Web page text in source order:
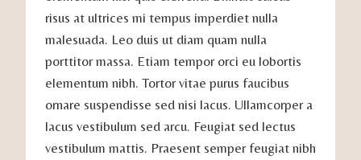
risus at ultrices mi tempus imperdiet nulla
malesuada. Leo duis ut diam quam nulla
porttitor massa. Etiam tempor orci eu lobortis
elementum nibh. Tortor vitae purus faucibus
ornare suspendisse sed nisi lacus. Ullamcorper a
lacus vestibulum sed arcu. Feugiat sed lectus
vestibulum mattis. Praesent semper feugiat nibh